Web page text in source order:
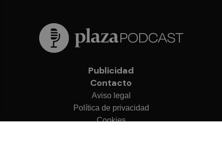
Publicidad
Contacto
Aviso legal
Política de privacidad
Cookies